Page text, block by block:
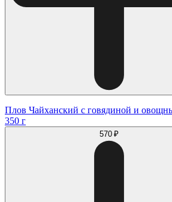
Плов Чайханский с говядиной и
350 г
570 ₽